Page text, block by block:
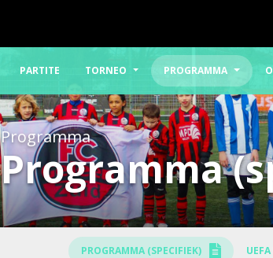
PARTITE TORNEO PROGRAMMA
Programma
Programma
PROGRAMMA (SPECIFIEK)